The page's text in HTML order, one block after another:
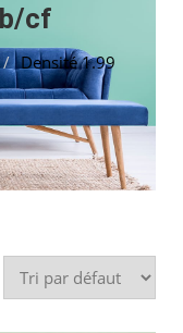
cf
/ Densité 1.99